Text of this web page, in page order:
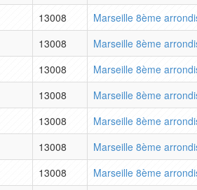
13008
Marseille 8ème
13008
Marseille 8ème
13008
Marseille 8ème
13008
Marseille 8ème
13008
Marseille 8ème
13008
Marseille 8ème
13008
Marseille 8ème